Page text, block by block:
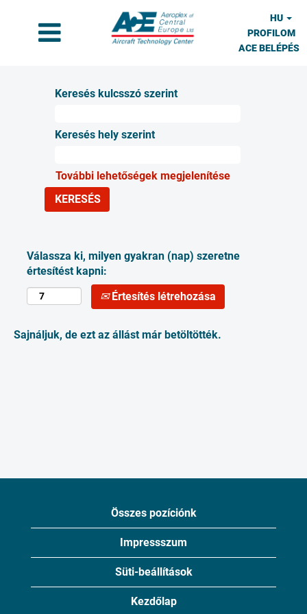
HU
PROFILOM
ACE BELÉPÉS
Keresés kulcsszó szerint
Keresés hely szerint
További lehetőségek megjelenítése
Válassza ki, milyen gyakran (nap) szeretne
értesítést kapni:
Értesítés létrehozása
Sajnáljuk, de ezt az állást már betöltötték.
Összes pozíciónk
Impressszum
Süti-beállítások
Kezdőlap